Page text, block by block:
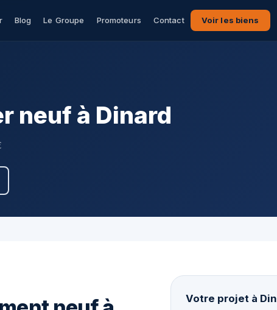
Blog Le Groupe Promoteurs Contact Voir les biens
neuf à Dinard
Votre projet à